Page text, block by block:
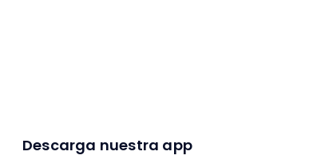
Descarga nuestra app